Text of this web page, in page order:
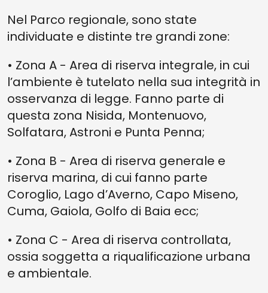
Nel Parco regionale, sono state
individuate e distinte tre grandi zone:
• Zona A - Area di riserva integrale, in cui
l’ambiente è tutelato nella sua integrità in
osservanza di legge. Fanno parte di
questa zona Nisida, Montenuovo,
Solfatara, Astroni e Punta Penna;
• Zona B - Area di riserva generale e
riserva marina, di cui fanno parte
Coroglio, Lago d’Averno, Capo Miseno,
Cuma, Gaiola, Golfo di Baia ecc;
• Zona C - Area di riserva controllata,
ossia soggetta a riqualificazione urbana
e ambientale.